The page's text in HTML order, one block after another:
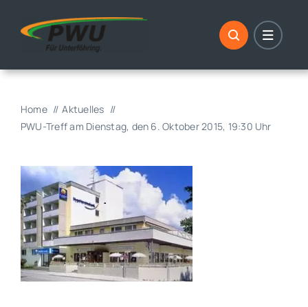
Home
Aktuelles
PWU-Treff am Dienstag, den 6. Oktober 2015, 19:30 Uhr